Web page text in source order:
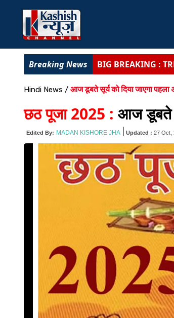
BIG BREAKING :
BIHAR NEWS :पटना
रांची में 77 वां वन
BIG NEWS :पटना
BIHAR NEWS :
Hindi News / आज डूबते सूर्य को दिया जाएगा पहला
छठ पूजा 2025 : आज डूबते
Edited By: MADAN KISHORE JHA Updated : 27 Oct,